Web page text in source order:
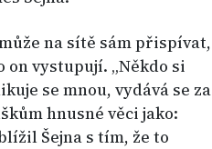
na sítě sám přispívat,
on vystupují. „Někdo si
se mnou, vydává se za
hnusné věci jako:
Šejna s tím, že to